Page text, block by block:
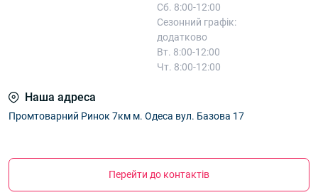
Сб. 8:00-12:00
Сезонний графік:
додатково
Вт. 8:00-12:00
Чт. 8:00-12:00
Наша адреса
Промтоварний Ринок 7км м. Одеса вул. Базова 17
Перейти до контактів